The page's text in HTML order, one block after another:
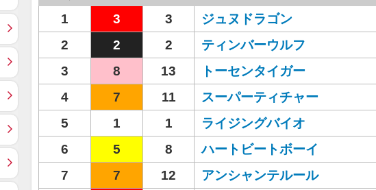
1 3 3 ジュヌドラゴン
2
2 2 ティンバーウルフ
3
8 13 トーセンタイガー
4
7 11 スーパーティチャー
5
1 1 ライジングバイオ
6
5 8 ハートビートボーイ
7
7 12 アンシャンテルール